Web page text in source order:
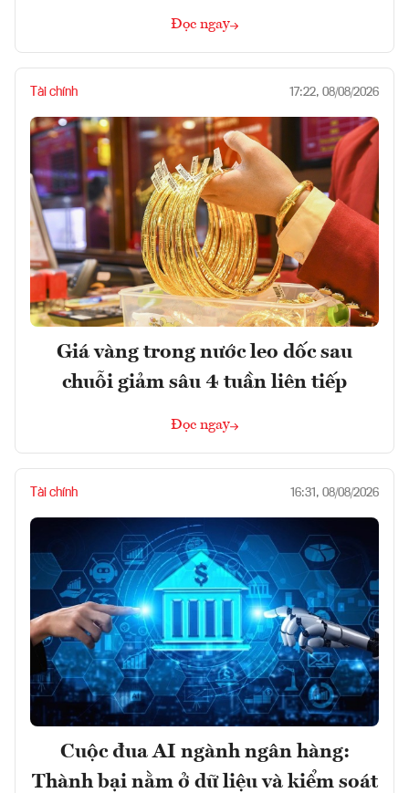
Đọc ngay
Tài chính 17:22, 08/08/2026
Giá vàng trong nước leo dốc sau
chuỗi giảm sâu 4 tuần liên tiếp
Đọc ngay
Tài chính 16:31, 08/08/2026
Cuộc đua AI ngành ngân hàng:
Thành bại nằm ở dữ liệu và kiểm soát